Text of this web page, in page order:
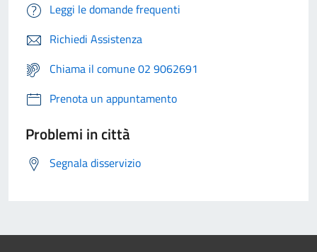
Leggi le domande frequenti
Richiedi Assistenza
Chiama il comune 02 9062691
Prenota un appuntamento
Problemi in città
Segnala disservizio